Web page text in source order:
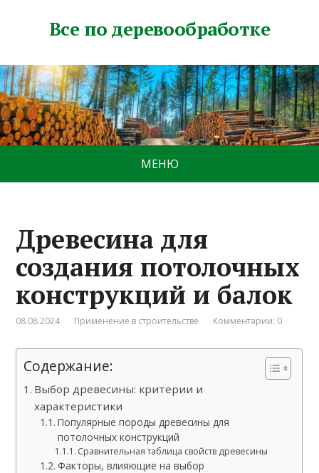
Все по деревообработке
МЕНЮ
Древесина для
создания потолочных
конструкций и балок
08.08.2024 Применение в строительстве Комментарии: 0
Содержание:
Выбор древесины: критерии и
характеристики
Популярные породы древесины для
потолочных конструкций
Сравнительная таблица свойств древесины
Факторы, влияющие на выбор